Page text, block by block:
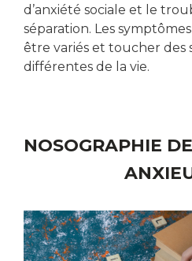
d’anxiété sociale et le
séparation. Les
être variés et toucher des
différentes de la vie.
NOSOGRAPHIE